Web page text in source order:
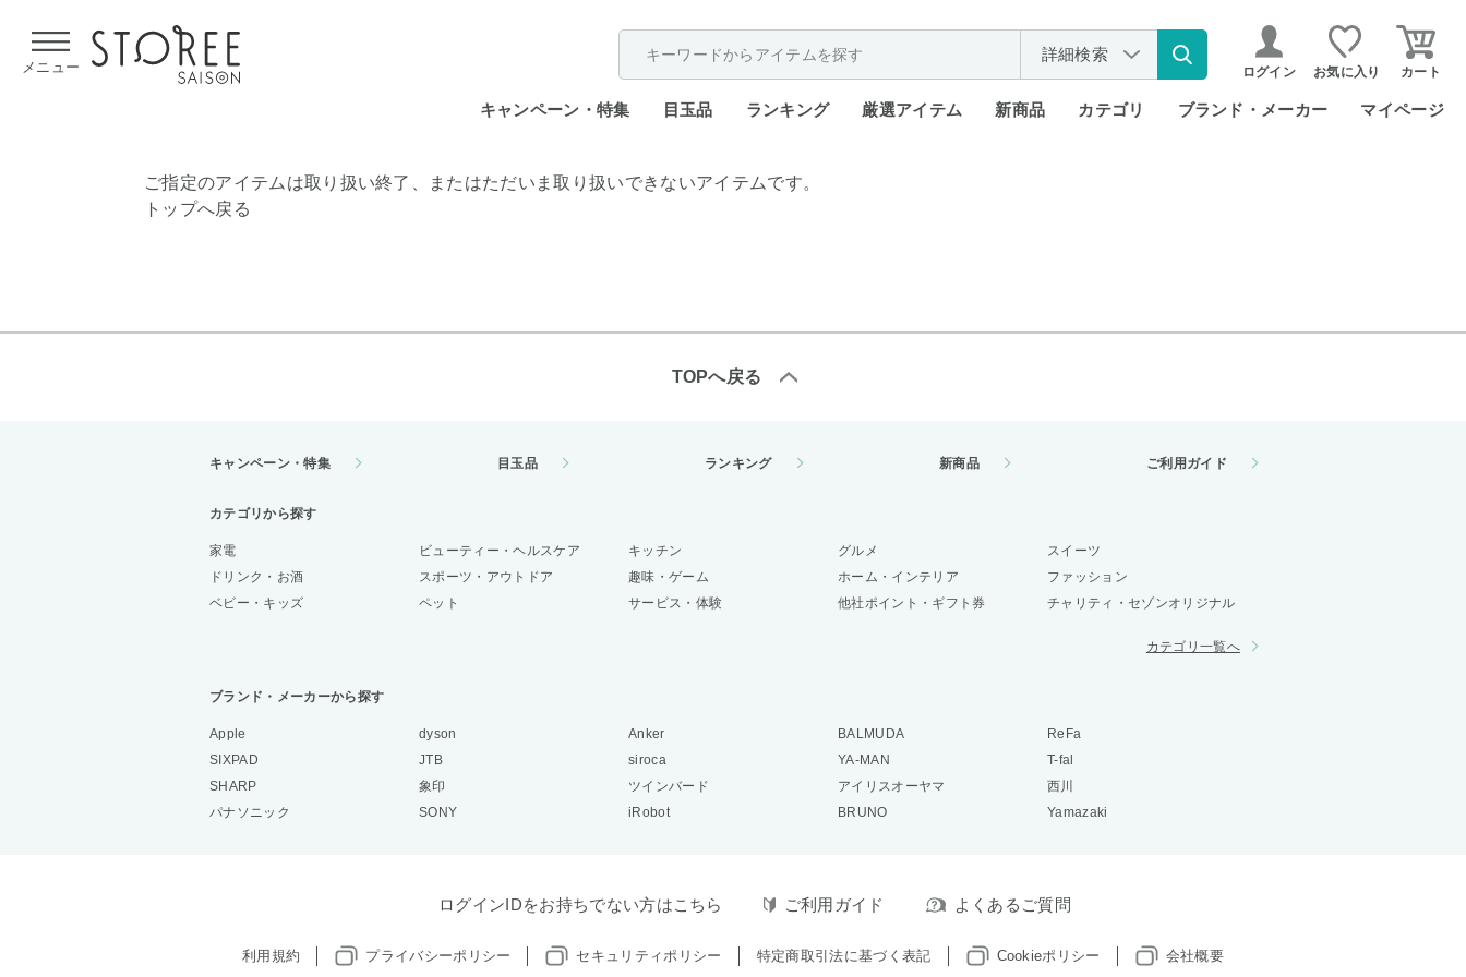
メニュー
詳細検索
ログイン お気に入り カート
キャンペーン・特集 目玉品 ランキング 厳選アイテム 新商品 カテゴリ ブランド・メーカー マイページ
ご指定のアイテムは取り扱い終了、またはただいま取り扱いできないアイテムです。
トップへ戻る
TOPへ戻る
キャンペーン・特集 目玉品 ランキング 新商品 ご利用ガイド
カテゴリから探す
家電 ビューティー・ヘルスケア キッチン グルメ
スイーツ
ドリンク・お酒
スポーツ・アウトドア 趣味・ゲーム ホーム・インテリア
ファッション
ベビー・キッズ
ペット サービス・体験 他社ポイント・ギフト券 チャリティ・セゾンオリジナル
カテゴリ一覧へ
ブランド・メーカーから探す
Apple dyson Anker BALMUDA
ReFa
SIXPAD
JTB siroca YA-MAN
T-fal
SHARP
象印 ツインバード アイリスオーヤマ
西川
パナソニック
SONY iRobot BRUNO Yamazaki
ログインIDをお持ちでない方はこちら ご利用ガイド よくあるご質問
利用規約 プライバシーポリシー セキュリティポリシー 特定商取引法に基づく表記 Cookieポリシー 会社概要